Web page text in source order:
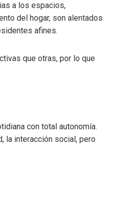
a los espacios,
del hogar, son alentados
afines.
que otras, por lo que
con total autonomía.
la interacción social, pero